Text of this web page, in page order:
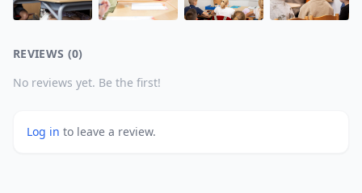
REVIEWS (0)
No reviews yet. Be the first!
Log in to leave a review.